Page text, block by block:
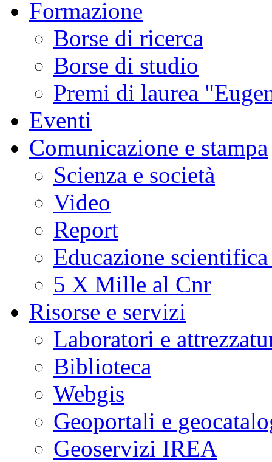
Formazione
Borse di ricerca
Borse di studio
Premi di laurea
Eventi
Comunicazione e stampa
Scienza e società
Video
Report
Educazione
5 X Mille al Cnr
Risorse e servizi
Laboratori e
Biblioteca
Webgis
Geoportali e
Geoservizi IREA